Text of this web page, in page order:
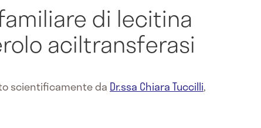
di lecitina
aciltransferasi
scientificamente da Dr.ssa Chiara Tuccilli,